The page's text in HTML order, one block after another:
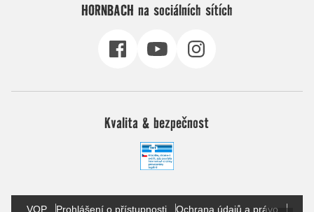
HORNBACH na sociálních sítích
Kvalita & bezpečnost
VOP Prohlášení o přístupnosti Ochrana údajů a právo